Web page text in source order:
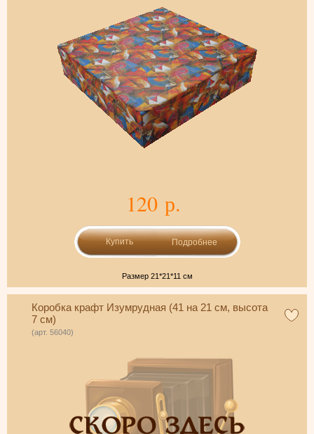
120 р.
Подробнее
Размер 21*21*11 см
Коробка крафт Изумрудная (41 на 21 см, высота
7 см)
(арт. 56040)